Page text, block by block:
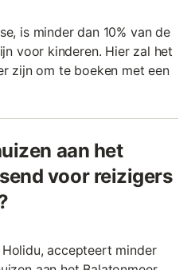
is minder dan 10% van de
voor kinderen. Hier zal het
zijn om te boeken met een
aan het
voor reizigers
accepteert minder